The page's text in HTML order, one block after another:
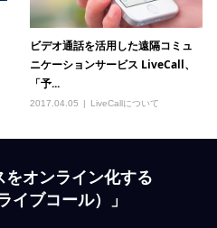
ビデオ通話を活用した遠隔コミュ
ニケーションサービス LiveCall、
「予...
2017.04.05 LiveCallについて
オンライン化する
イブコール）」